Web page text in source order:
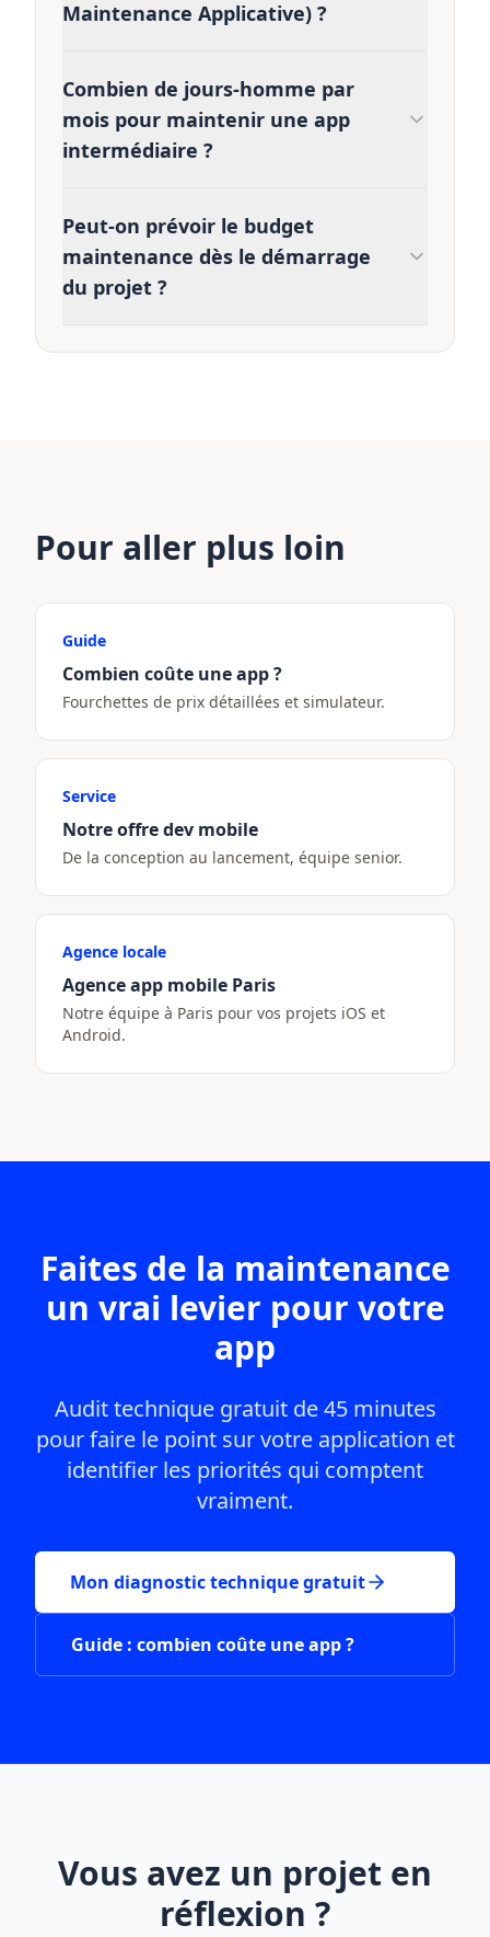
Maintenance Applicative) ?
Combien de jours-homme par
mois pour maintenir une app
intermédiaire ?
Peut-on prévoir le budget
maintenance dès le démarrage
du projet ?
Pour aller plus loin
Guide
Combien coûte une app ?
Fourchettes de prix détaillées et simulateur.
Service
Notre offre dev mobile
De la conception au lancement, équipe senior.
Agence locale
Agence app mobile Paris
Notre équipe à Paris pour vos projets iOS et
Android.
Faites de la maintenance
un vrai levier pour votre
app
Audit technique gratuit de 45 minutes
pour faire le point sur votre application et
identifier les priorités qui comptent
vraiment.
Mon diagnostic technique gratuit
Guide : combien coûte une app ?
Vous avez un projet en
réflexion ?